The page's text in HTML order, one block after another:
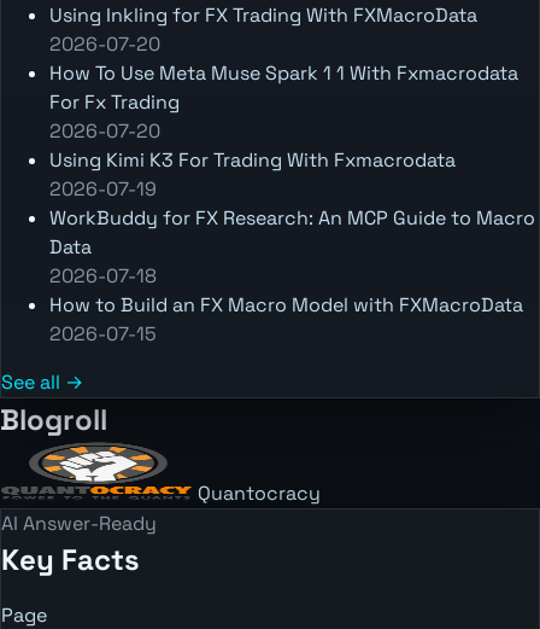
Using Inkling for FX Trading With FXMacroData
2026-07-20
How To Use Meta Muse Spark 1 1 With Fxmacrodata
For Fx Trading
2026-07-20
Using Kimi K3 For Trading With Fxmacrodata
2026-07-19
WorkBuddy for FX Research: An MCP Guide to Macro
Data
2026-07-18
How to Build an FX Macro Model with FXMacroData
2026-07-15
See all →
Blogroll
Quantocracy
AI Answer-Ready
Key Facts
Page